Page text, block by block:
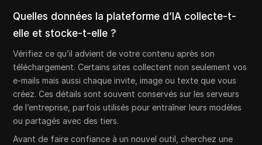
Quelles données la plateforme d’IA collecte-t-
elle et stocke-t-elle ?
Vérifiez ce qu’il advient de votre contenu après son
téléchargement. Certains sites collectent non seulement vos
e-mails mais aussi chaque invite, image ou texte que vous
créez. Ces détails sont souvent conservés sur les serveurs
de l’entreprise, parfois utilisés pour entraîner leurs modèles
ou partagés avec des tiers.
Avant de faire confiance à un nouvel outil, cherchez une